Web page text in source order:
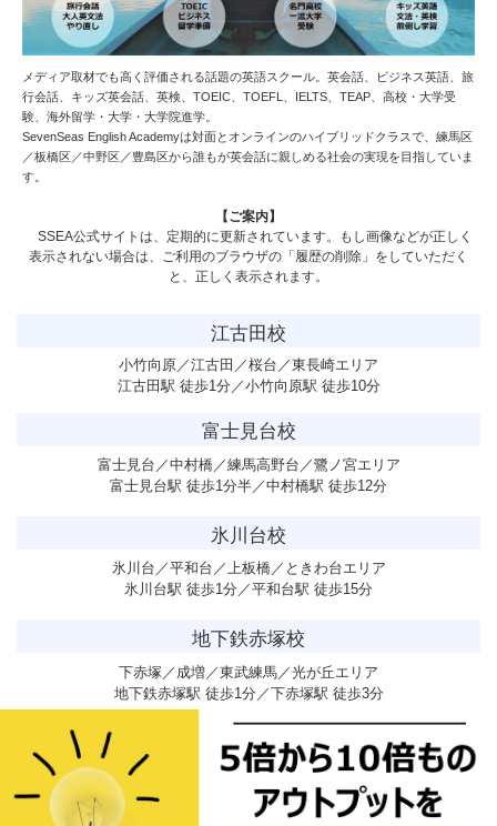
メディア取材でも高く評価される話題の英語スクール。英会話、ビジネス英語、旅
行会話、キッズ英会話、英検、TOEIC、TOEFL、IELTS、TEAP、高校・大学受
験、海外留学・大学・大学院進学。
SevenSeas English Academyは対面とオンラインのハイブリッドクラスで、練馬区
／板橋区／中野区／豊島区から誰もが英会話に親しめる社会の実現を目指していま
す。
【ご案内】
SSEA公式サイトは、定期的に更新されています。もし画像などが正しく
表示されない場合は、ご利用のブラウザの「履歴の削除」をしていただく
と、正しく表示されます。
江古田校
小竹向原／江古田／桜台／東長崎エリア
江古田駅 徒歩1分／小竹向原駅 徒歩10分
富士見台校
富士見台／中村橋／練馬高野台／鷺ノ宮エリア
富士見台駅 徒歩1分半／中村橋駅 徒歩12分
氷川台校
氷川台／平和台／上板橋／ときわ台エリア
氷川台駅 徒歩1分／平和台駅 徒歩15分
地下鉄赤塚校
下赤塚／成増／東武練馬／光が丘エリア
地下鉄赤塚駅 徒歩1分／下赤塚駅 徒歩3分